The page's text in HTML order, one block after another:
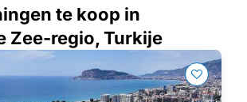
te koop in
Zee-regio, Turkije